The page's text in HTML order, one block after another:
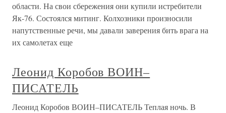
области. На свои сбережения они купили истребители
Як-76. Состоялся митинг. Колхозники произносили
напутственные речи, мы давали заверения бить врага на
их самолетах еще
Леонид Коробов ВОИН–
ПИСАТЕЛЬ
Леонид Коробов ВОИН–ПИСАТЕЛЬ Теплая ночь. В